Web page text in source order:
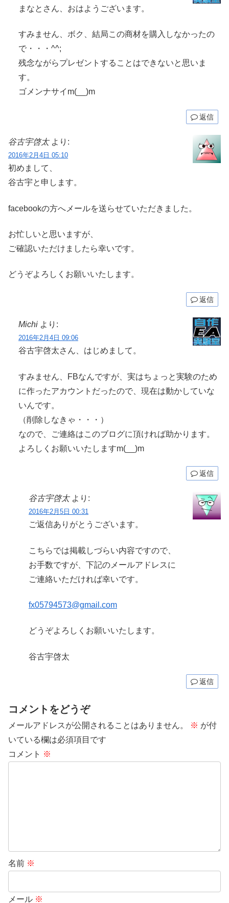
まなとさん、おはようございます。
すみません、ボク、結局この商材を購入しなかったの
で・・・^^;
残念ながらプレゼントすることはできないと思いま
す。
ゴメンナサイm(__)m
返信
谷古宇啓太 より:
2016年2月4日 05:10
初めまして、
谷古宇と申します。
facebookの方へメールを送らせていただきました。
お忙しいと思いますが、
ご確認いただけましたら幸いです。
どうぞよろしくお願いいたします。
返信
Michi より:
2016年2月4日 09:06
谷古宇啓太さん、はじめまして。
すみません、FBなんですが、実はちょっと実験のため
に作ったアカウントだったので、現在は動かしていな
いんです。
（削除しなきゃ・・・）
なので、ご連絡はこのブログに頂ければ助かります。
よろしくお願いいたしますm(__)m
返信
谷古宇啓太 より:
2016年2月5日 00:31
ご返信ありがとうございます。
こちらでは掲載しづらい内容ですので、
お手数ですが、下記のメールアドレスに
ご連絡いただければ幸いです。
fx05794573@gmail.com
どうぞよろしくお願いいたします。
谷古宇啓太
返信
コメントをどうぞ
メールアドレスが公開されることはありません。 ※ が付
いている欄は必須項目です
コメント ※
名前 ※
メール ※